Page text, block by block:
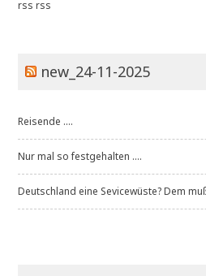
rss rss
new_24-11-2025
Reisende ....
Nur mal so festgehalten ....
Deutschland eine Sevicewüste? Dem